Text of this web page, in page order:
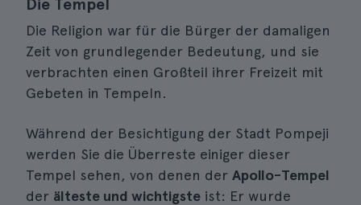
Die Tempel
Die Religion war für die Bürger der damaligen
Zeit von grundlegender Bedeutung, und sie
verbrachten einen Großteil ihrer Freizeit mit
Gebeten in Tempeln.
Während der Besichtigung der Stadt Pompeji
werden Sie die Überreste einiger dieser
Tempel sehen, von denen der Apollo-Tempel
der älteste und wichtigste ist: Er wurde